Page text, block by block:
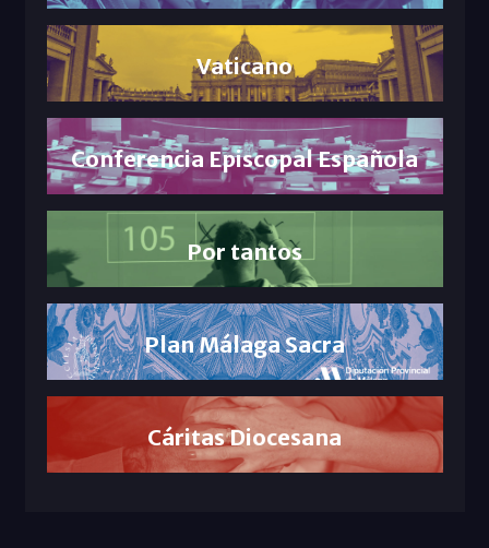
Vaticano
Conferencia Episcopal Española
Por tantos
Plan Málaga Sacra
Cáritas Diocesana